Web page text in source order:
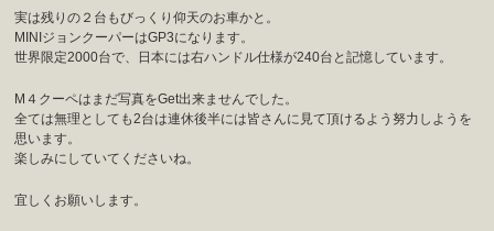
実は残りの２台もびっくり仰天のお車かと。
MINIジョンクーパーはGP3になります。
世界限定2000台で、日本には右ハンドル仕様が240台と記憶しています。
M４クーペはまだ写真をGet出来ませんでした。
全ては無理としても2台は連休後半には皆さんに見て頂けるよう努力しようを
思います。
楽しみにしていてくださいね。
宜しくお願いします。